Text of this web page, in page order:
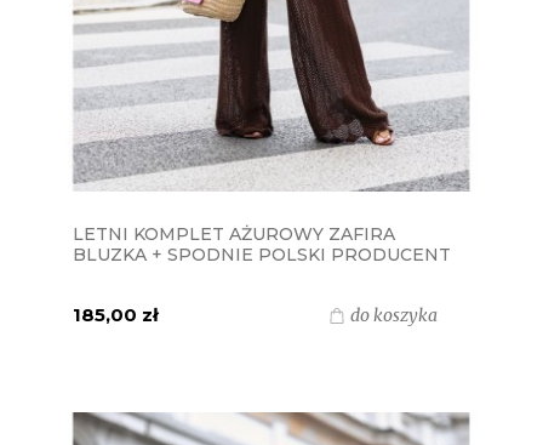
LETNI KOMPLET AŻUROWY ZAFIRA
BLUZKA + SPODNIE POLSKI PRODUCENT
185,00 zł do koszyka